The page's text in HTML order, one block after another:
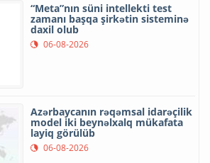
“Meta”nın süni intellekti test
zamanı başqa şirkətin sisteminə
daxil olub
06-08-2026
Azərbaycanın rəqəmsal idarəçilik
model iki beynəlxalq mükafata
layiq görülüb
06-08-2026